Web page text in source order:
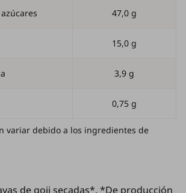
47,0 g
15,0 g
3,9 g
0,75 g
variar debido a los ingredientes de
de goji secadas*. *De producción